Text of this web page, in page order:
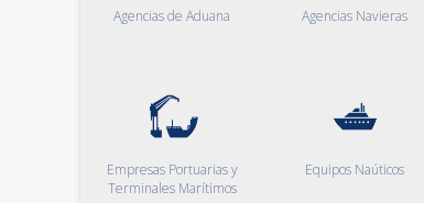
Agencias de Aduana Agencias Navieras
Empresas Portuarias y
Terminales Marítimos
Equipos Naúticos